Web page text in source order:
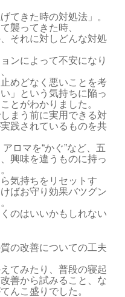
てきた時の対処法」。
襲ってきた時、
それに対しどんな対処
ンによって不安になり
めどなく悪いことを考
」という気持ちに陥っ
とがわかりました。
まう前に実用できる対
践されているものを共
アロマを“かぐ”など、五
興味を違うものに持っ
気持ちをリセットす
ばお守り効果バツグン
のはいいかもしれない
の改善についての工夫
てみたり、普段の寝起
善から試みること、な
んこ盛りでした。